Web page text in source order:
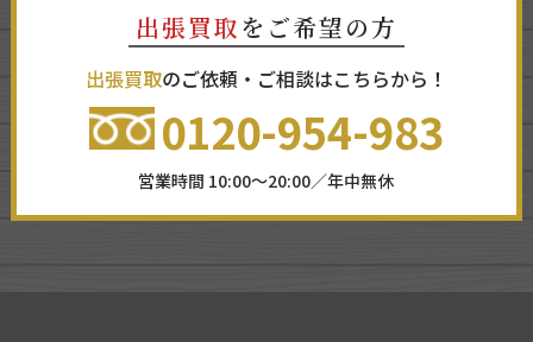
出張買取 をご希望の方
出張買取のご依頼・ご相談はこちらから！
0120-954-983
営業時間 10:00～20:00／年中無休